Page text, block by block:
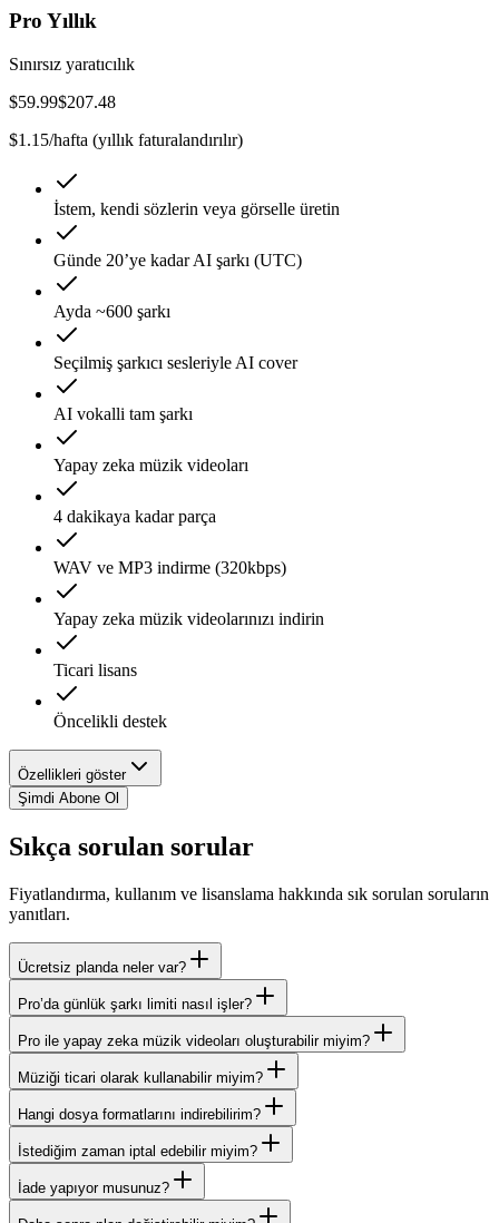
Pro Yıllık
Sınırsız yaratıcılık
$59.99$207.48
$1.15/hafta (yıllık faturalandırılır)
İstem, kendi sözlerin veya görselle üretin
Günde 20’ye kadar AI şarkı (UTC)
Ayda ~600 şarkı
Seçilmiş şarkıcı sesleriyle AI cover
AI vokalli tam şarkı
Yapay zeka müzik videoları
4 dakikaya kadar parça
WAV ve MP3 indirme (320kbps)
Yapay zeka müzik videolarınızı indirin
Ticari lisans
Öncelikli destek
Özellikleri göster
Şimdi Abone Ol
Sıkça sorulan sorular
Fiyatlandırma, kullanım ve lisanslama hakkında sık sorulan soruların
yanıtları.
Ücretsiz planda neler var?
Pro’da günlük şarkı limiti nasıl işler?
Pro ile yapay zeka müzik videoları oluşturabilir miyim?
Müziği ticari olarak kullanabilir miyim?
Hangi dosya formatlarını indirebilirim?
İstediğim zaman iptal edebilir miyim?
İade yapıyor musunuz?